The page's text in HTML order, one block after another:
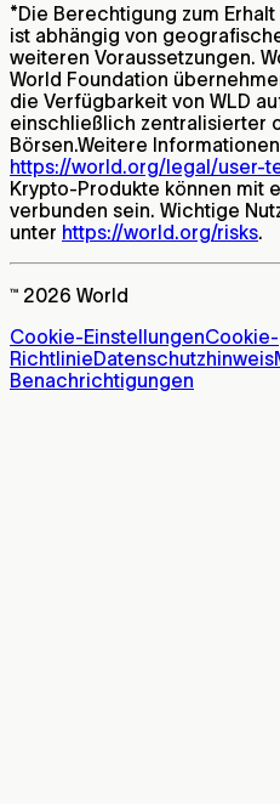
*Die Berechtigung zum
ist abhängig von
weiteren Voraussetzungen.
World Foundation
die Verfügbarkeit von WLD
einschließlich zentralisierter
Börsen.Weitere
https://world.org/legal/user-
Krypto-Produkte können mit
verbunden sein. Wichtige
unter https://world.org/risks.
™ 2026 World
Cookie-EinstellungenCookie-
RichtlinieDatenschutzhinweis
Benachrichtigungen